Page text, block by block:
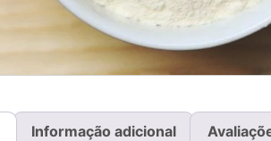
Informação adicional